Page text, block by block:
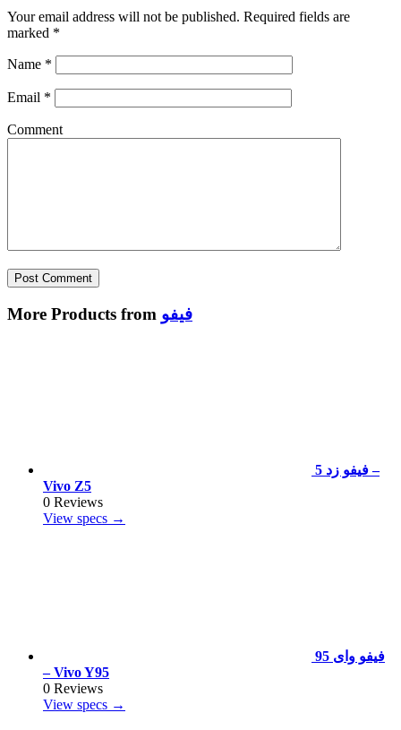
Your email address will not be published. Required fields are
marked *
Name *
Email *
Comment
More Products from فيفو
فيفو زد 5 –
Vivo Z5
0 Reviews
View specs →
فيفو واى 95
– Vivo Y95
0 Reviews
View specs →